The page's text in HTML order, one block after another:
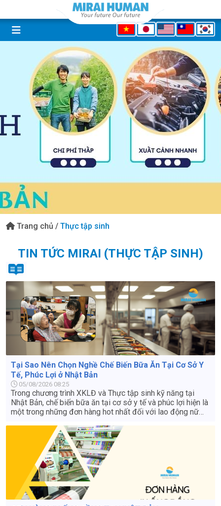
Trang chủ / Thực tập sinh
TIN TỨC MIRAI (THỰC TẬP SINH)
Tại Sao Nên Chọn Nghề Chế Biến Bữa Ăn Tại Cơ Sở Y
Tế, Phúc Lợi ở Nhật Bản
05/08/2026 08:25
Trong chương trình XKLĐ và Thực tập sinh kỹ năng tại
Nhật Bản, chế biến bữa ăn tại cơ sở y tế và phúc lợi hiện là
một trong những đơn hàng hot nhất đối với lao động nữ
nhiều ưu thế vượt trội.